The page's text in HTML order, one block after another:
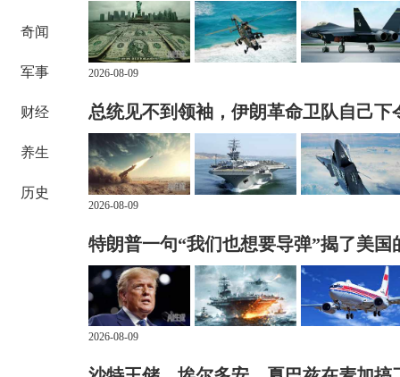
奇闻
军事
财经
养生
历史
2026-08-09
总统见不到领袖，伊朗革命卫队自己下
2026-08-09
特朗普一句“我们也想要导弹”揭了美国
2026-08-09